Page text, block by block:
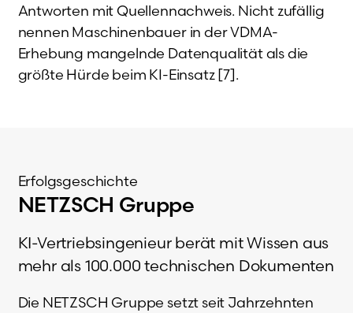
Antworten mit Quellennachweis. Nicht zufällig
nennen Maschinenbauer in der VDMA-
Erhebung mangelnde Datenqualität als die
größte Hürde beim KI-Einsatz [7].
Erfolgsgeschichte
NETZSCH Gruppe
KI-Vertriebsingenieur berät mit Wissen aus
mehr als 100.000 technischen Dokumenten
Die NETZSCH Gruppe setzt seit Jahrzehnten